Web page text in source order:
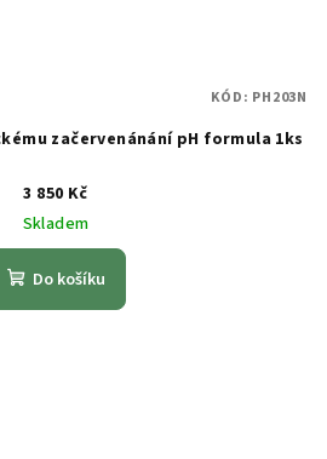
začervenánání pH formula 1ks
3 850 Kč
Skladem
Do košíku
KÓD: PH203N